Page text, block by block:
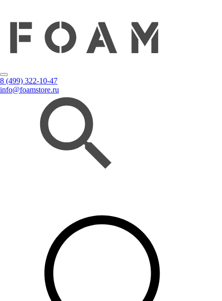
8 (499) 322-10-47
info@foamstore.ru